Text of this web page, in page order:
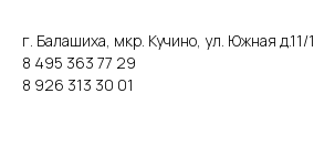
г. Балашиха, мкр. Кучино, ул. Южная д.11/1
8 495 363 77 29
8 926 313 30 01